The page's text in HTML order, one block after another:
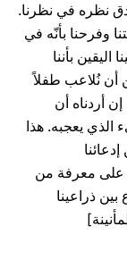
نظره في نظرنا.
وفرحنا بأنّه في
بأننا
أن نُلاعب طفلاً
أردناه أن
الذي يعجبه. هذا
على معرفة من
ذراعينا